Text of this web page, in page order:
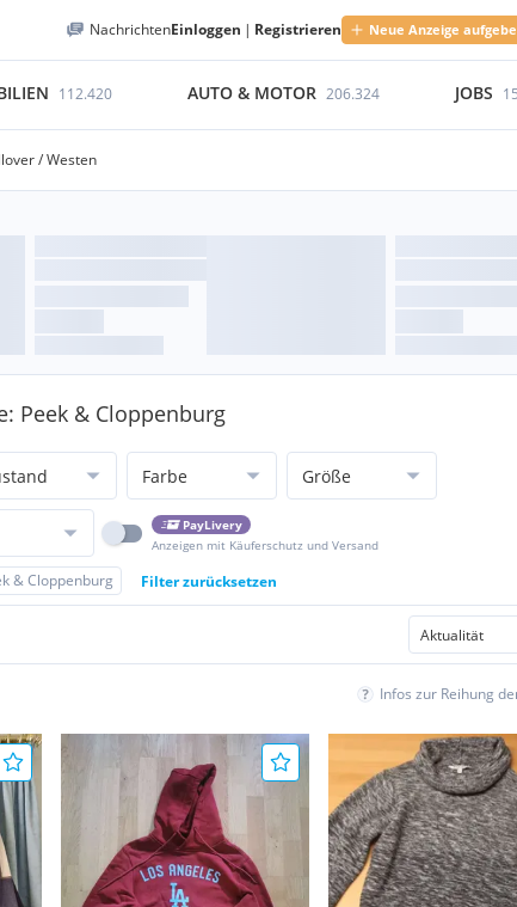
NachrichtenEinloggen | Registrieren Neue Anzeige
112.420 AUTO & MOTOR 206.324 JOBS
/ Westen
Peek & Cloppenburg
Farbe Größe
PayLivery
Anzeigen mit Käuferschutz und Versand
& Cloppenburg Filter zurücksetzen
Infos zur Reihung